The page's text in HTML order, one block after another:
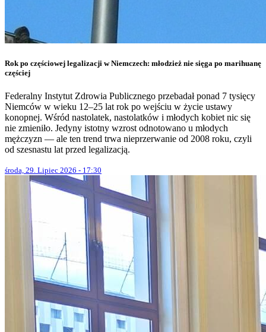
Rok po częściowej legalizacji w Niemczech: młodzież nie sięga po marihuanę
częściej
Federalny Instytut Zdrowia Publicznego przebadał ponad 7 tysięcy
Niemców w wieku 12–25 lat rok po wejściu w życie ustawy
konopnej. Wśród nastolatek, nastolatków i młodych kobiet nic się
nie zmieniło. Jedyny istotny wzrost odnotowano u młodych
mężczyzn — ale ten trend trwa nieprzerwanie od 2008 roku, czyli
od szesnastu lat przed legalizacją.
środa, 29. Lipiec 2026 - 17:30